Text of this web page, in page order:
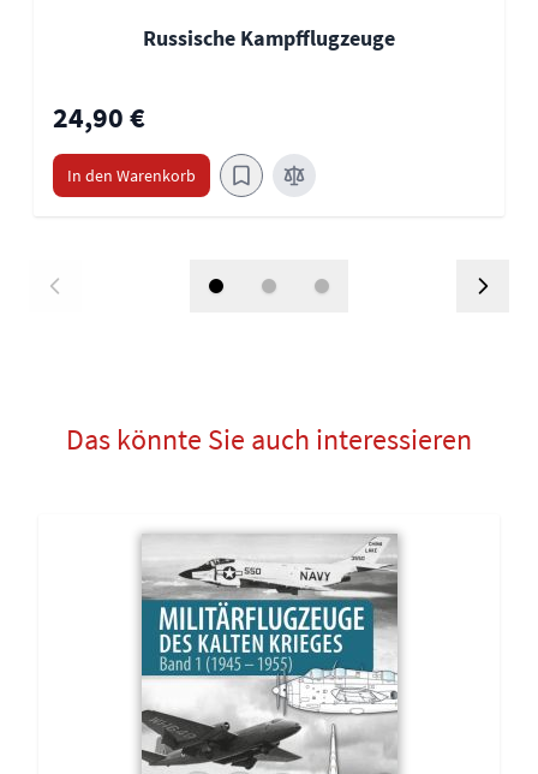
Russische Kampfflugzeuge
24,90 €
In den Warenkorb
Das könnte Sie auch interessieren